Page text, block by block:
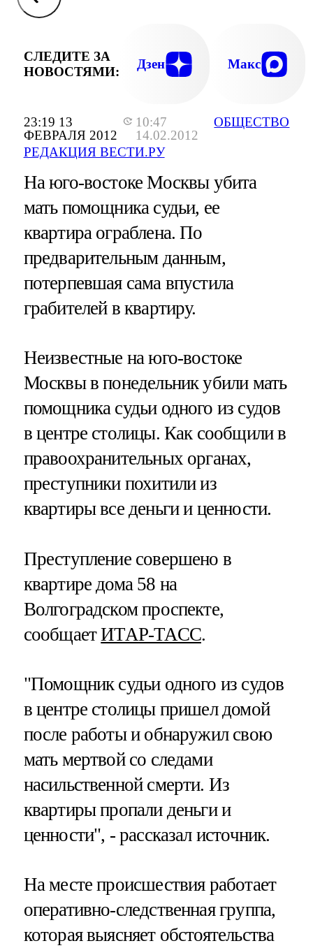
23:19 13
ФЕВРАЛЯ 2012
10:47
14.02.2012
РЕДАКЦИЯ ВЕСТИ.РУ
ОБЩЕСТВО
СЛЕДИТЕ ЗА
НОВОСТЯМИ:
Дзен Макс
На юго-востоке Москвы убита
мать помощника судьи, ее
квартира ограблена. По
предварительным данным,
потерпевшая сама впустила
грабителей в квартиру.
Неизвестные на юго-востоке
Москвы в понедельник убили мать
помощника судьи одного из судов
в центре столицы. Как сообщили в
правоохранительных органах,
преступники похитили из
квартиры все деньги и ценности.
Преступление совершено в
квартире дома 58 на
Волгоградском проспекте,
сообщаетИТАР-ТАСС.
"Помощник судьи одного из судов
в центре столицы пришел домой
после работы и обнаружил свою
мать мертвой со следами
насильственной смерти. Из
квартиры пропали деньги и
ценности", - рассказал источник.
На месте происшествия работает
оперативно-следственная группа,
которая выясняет обстоятельства